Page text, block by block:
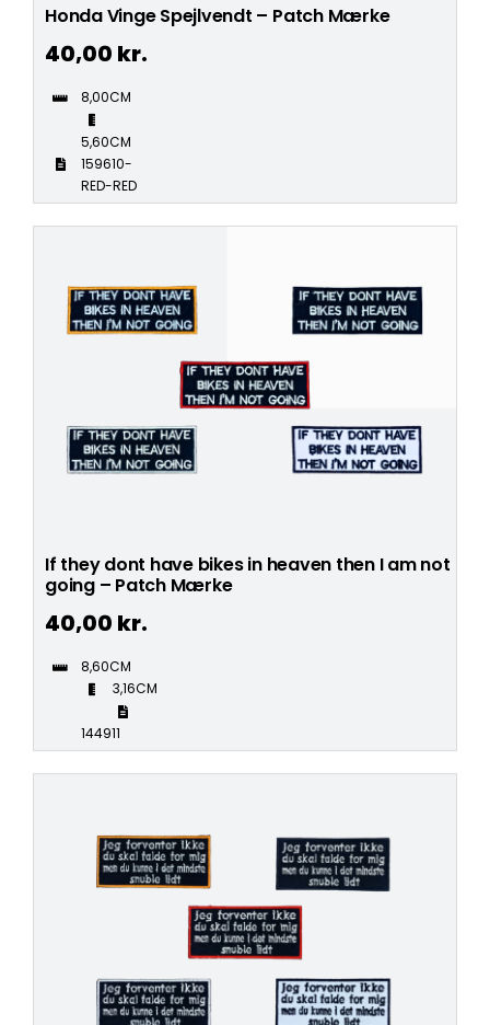
Honda Vinge Spejlvendt – Patch Mærke
40,00 kr.
8,00CM
5,60CM
159610-
RED-RED
If they dont have bikes in heaven then I am not
going – Patch Mærke
40,00 kr.
8,60CM
3,16CM
144911